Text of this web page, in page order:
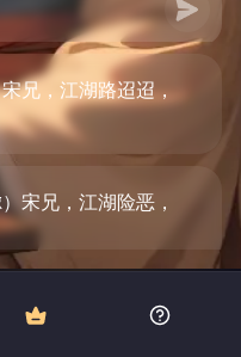
兄，江湖路迢迢，
宋兄，江湖险恶，